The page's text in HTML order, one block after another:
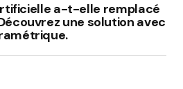
a-t-elle remplacé
une solution avec